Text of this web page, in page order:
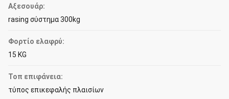
Αξεσουάρ:
rasing σύστημα 300kg
Φορτίο ελαφρύ:
15 KG
Τοπ επιφάνεια:
τύπος επικεφαλής πλαισίων